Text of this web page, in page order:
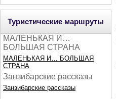
Туристические маршруты
МАЛЕНЬКАЯ И…
БОЛЬШАЯ СТРАНА
МАЛЕНЬКАЯ И… БОЛЬШАЯ
СТРАНА
Занзибарские рассказы
Занзибарские рассказы